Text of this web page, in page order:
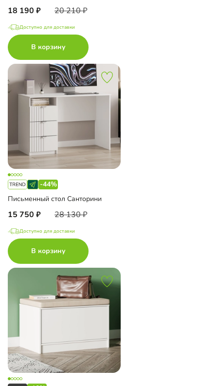
18 190 20 210
Доступно для доставки
В корзину
-44%
Письменный стол Санторини
15 750 28 130
Доступно для доставки
В корзину